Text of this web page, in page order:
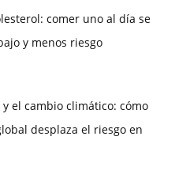
comer uno al día se
y menos riesgo
el cambio climático: cómo
desplaza el riesgo en